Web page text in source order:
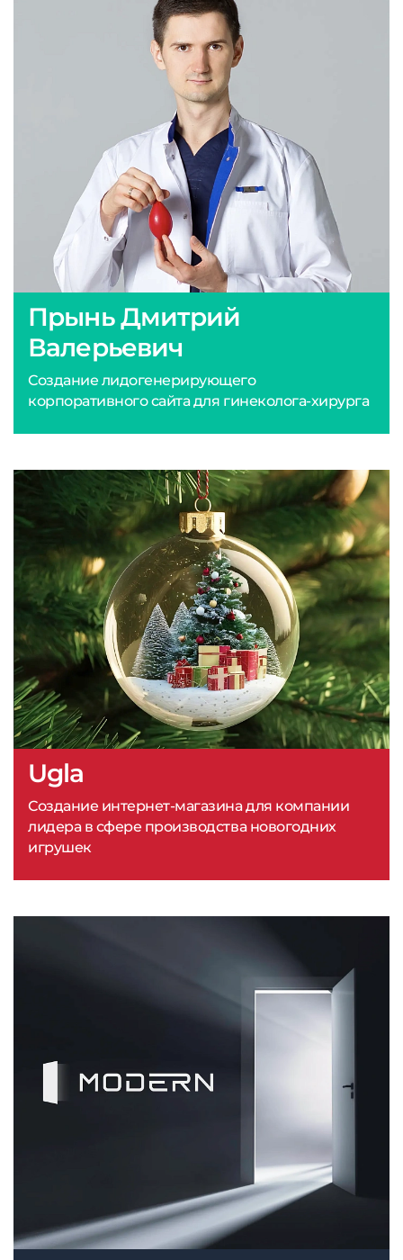
Ugla
Создание интернет-магазина для компании
лидера в сфере производства новогодних
игрушек
Прынь Дмитрий
Валерьевич
Создание лидогенерирующего
корпоративного сайта для гинеколога-хирурга